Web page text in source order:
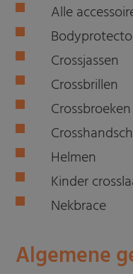
Alle
Crossjassen
Crossbrillen
Crossbroeken
Helmen
Kinder
Nekbrace
Algemene